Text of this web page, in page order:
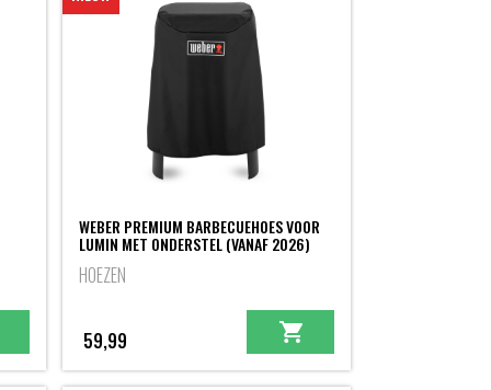
WEBER PREMIUM BARBECUEHOES VOOR
LUMIN MET ONDERSTEL (VANAF 2026)
HOEZEN
59,99